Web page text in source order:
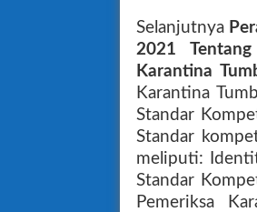
Selanjutnya
2021
Karantina
Karantina
Standar
Standar
meliputi:
Standar
Pemeriksa